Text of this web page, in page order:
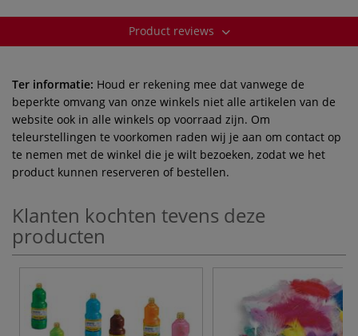
Product reviews
Ter informatie: Houd er rekening mee dat vanwege de
beperkte omvang van onze winkels niet alle artikelen van de
website ook in alle winkels op voorraad zijn. Om
teleurstellingen te voorkomen raden wij je aan om contact op
te nemen met de winkel die je wilt bezoeken, zodat we het
product kunnen reserveren of bestellen.
Klanten kochten tevens deze
producten